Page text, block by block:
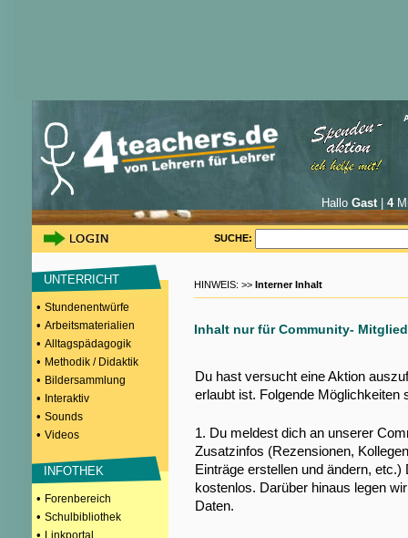
Hallo Gast| 4
SUCHE:
UNTERRICHT
• Stundenentwürfe
• Arbeitsmaterialien
• Alltagspädagogik
• Methodik / Didaktik
• Bildersammlung
• Interaktiv
• Sounds
• Videos
INFOTHEK
• Forenbereich
• Schulbibliothek
• Linkportal
HINWEIS: >> Interner Inhalt
Inhalt nur für Community-
Du hast versucht eine Aktion
erlaubt ist. Folgende Möglichkeiten
1. Du meldest dich an unserer
Zusatzinfos (Rezensionen,
Einträge erstellen und ändern,
kostenlos. Darüber hinaus legen
Daten.